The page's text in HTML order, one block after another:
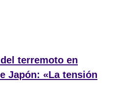
terremoto en
Japón: «La tensión